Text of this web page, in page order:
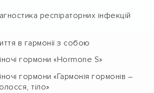
респіраторних інфекцій
в гармонії з собою
гормони «Hormone S»
гормони «Гармонія гормонів –
тіло»